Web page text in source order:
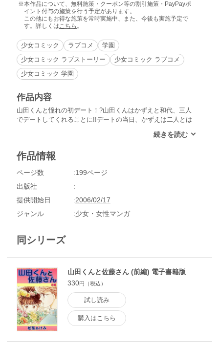
本作品について、無料施策・クーポン等の割引施策・PayPayポ
イント付与の施策を行う予定があります。
この他にもお得な施策を常時実施中、また、今後も実施予定で
す。詳しくはこちら 。
少女コミック ラブコメ
学園
少女コミック ラブストーリー
少女コミック ラブコメ
少女コミック 学園
作品内容
山田くんと憧れの初デート！?山田くんはかずえと和代、三人
でデートしてくれることに!!デートの当日、かずえは二人とは
と腕を組んでいて…!?かずえと和代、恋のバトルの決着は!?そ
作品情報
ページ数
199ページ
出版社
提供開始日
2006/02/17
ジャンル
少女・女性マンガ
同シリーズ
山田くんと佐藤さん (前編) 電子書籍版
330円（税込）
試し読み
購入はこちら